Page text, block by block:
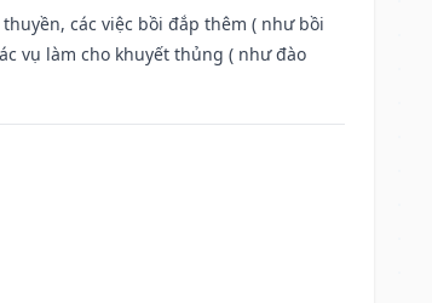
các việc bồi đắp thêm ( như bồi
vụ làm cho khuyết thủng ( như đào